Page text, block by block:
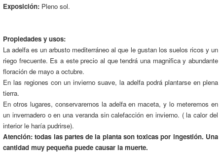
Exposición: Pleno sol.
Propiedades y usos:
La adelfa es un arbusto mediterráneo al que le gustan los suelos ricos y un
riego frecuente. Es a este precio al que tendrá una magnifica y abundante
floración de mayo a octubre.
En las regiones con un invierno suave, la adelfa podrá plantarse en plena
tierra.
En otros lugares, conservaremos la adelfa en maceta, y lo meteremos en
un invernadero o en una veranda sin calefacción en invierno. ( la calor del
interior le haría pudrirse).
Atención: todas las partes de la planta son toxicas por ingestión. Una
cantidad muy pequeña puede causar la muerte.